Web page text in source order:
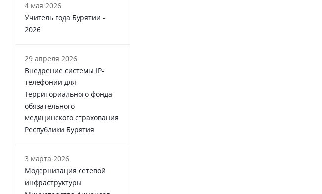
4 мая 2026
Учитель года Бурятии -
2026
29 апреля 2026
Внедрение системы IP-
телефонии для
Территориального фонда
обязательного
медицинского страхования
Республики Бурятия
3 марта 2026
Модернизация сетевой
инфраструктуры